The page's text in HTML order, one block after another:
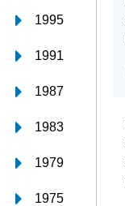
1995
1991
1987
1983
1979
1975